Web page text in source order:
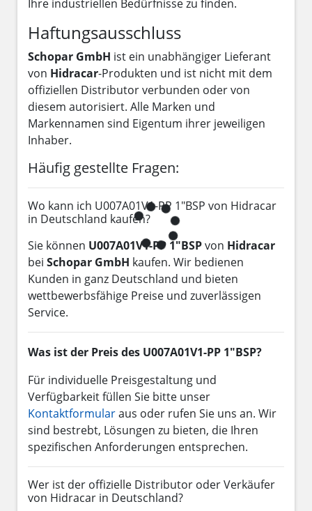
Ihre industriellen Bedürfnisse zu finden.
Haftungsausschluss
Schopar GmbH ist ein unabhängiger Lieferant
von Hidracar-Produkten und ist nicht mit dem
offiziellen Distributor verbunden oder von
diesem autorisiert. Alle Marken und
Markennamen sind Eigentum ihrer jeweiligen
Inhaber.
Häufig gestellte Fragen:
Wo kann ich U007A01V1-PP 1"BSP von Hidracar
in Deutschland kaufen?
Sie können U007A01V1-PP 1"BSPvon Hidracar
bei Schopar GmbH kaufen. Wir bedienen
Kunden in ganz Deutschland und bieten
wettbewerbsfähige Preise und zuverlässigen
Service.
Was ist der Preis des U007A01V1-PP 1"BSP?
Für individuelle Preisgestaltung und
Verfügbarkeit füllen Sie bitte unser
Kontaktformularaus oder rufen Sie uns an. Wir
sind bestrebt, Lösungen zu bieten, die Ihren
spezifischen Anforderungen entsprechen.
Wer ist der offizielle Distributor oder Verkäufer
von Hidracar in Deutschland?